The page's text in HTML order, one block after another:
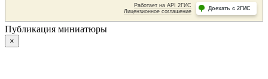
Публикация миниатюры
×